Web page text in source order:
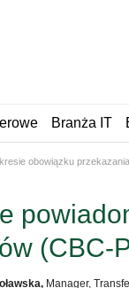
Branża IT
obowiązku
(CBC-
Manager,